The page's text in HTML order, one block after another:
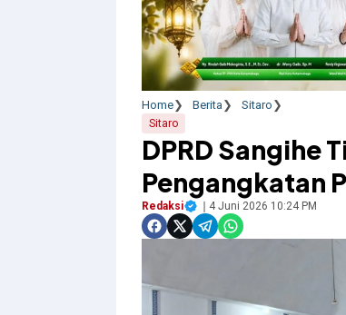
Home Berita Sitaro
Sitaro
DPRD Sangihe
Pengangkatan
Redaksi 4 Juni 2026 10:24 PM